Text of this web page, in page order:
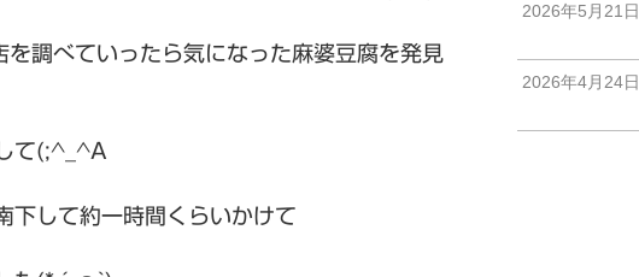
調べていったら気になった麻婆豆腐を発見
て(;^_^A
下して約一時間くらいかけて
2026年5月21日
2026年4月24日